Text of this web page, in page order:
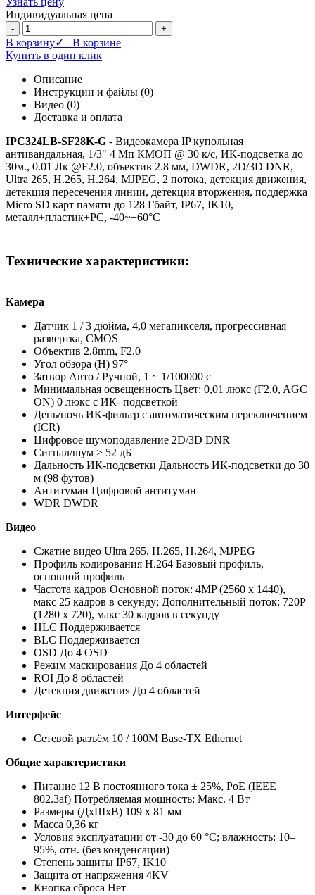
Индивидуальная цена
- +
В корзину✓ В корзине
Купить в один клик
Описание
Инструкции и файлы (0)
Видео (0)
Доставка и оплата
IPC324LB-SF28K-G - Видеокамера IP купольная
антивандальная, 1/3" 4 Мп КМОП @ 30 к/с, ИК-подсветка до
30м., 0.01 Лк @F2.0, объектив 2.8 мм, DWDR, 2D/3D DNR,
Ultra 265, H.265, H.264, MJPEG, 2 потока, детекция движения,
детекция пересечения линии, детекция вторжения, поддержка
Micro SD карт памяти до 128 Гбайт, IP67, IK10,
металл+пластик+PC, -40~+60°C
Технические характеристики:
Камера
Датчик 1 / 3 дюйма, 4,0 мегапикселя, прогрессивная
развертка, CMOS
Объектив 2.8mm, F2.0
Угол обзора (H) 97°
Затвор Авто / Ручной, 1 ~ 1/100000 с
Минимальная освещенность Цвет: 0,01 люкс (F2.0, AGC
ON) 0 люкс с ИК- подсветкой
День/ночь ИК-фильтр с автоматическим переключением
(ICR)
Цифровое шумоподавление 2D/3D DNR
Сигнал/шум > 52 дБ
Дальность ИК-подсветки Дальность ИК-подсветки до 30
м (98 футов)
Антитуман Цифровой антитуман
WDR DWDR
Видео
Сжатие видео Ultra 265, H.265, H.264, MJPEG
Профиль кодирования H.264 Базовый профиль,
основной профиль
Частота кадров Основной поток: 4MP (2560 х 1440),
макс 25 кадров в секунду; Дополнительный поток: 720P
(1280 х 720), макс 30 кадров в секунду
HLC Поддерживается
BLC Поддерживается
OSD До 4 OSD
Режим маскирования До 4 областей
ROI До 8 областей
Детекция движения До 4 областей
Интерфейс
Сетевой разъём 10 / 100M Base-TX Ethernet
Общие характеристики
Питание 12 В постоянного тока ± 25%, PoE (IEEE
802.3af) Потребляемая мощность: Макс. 4 Вт
Размеры (ДxШxВ) 109 x 81 мм
Масса 0,36 кг
Условия эксплуатации от -30 до 60 °С; влажность: 10–
95%, отн. (без конденсации)
Степень защиты IP67, IK10
Защита от напряжения 4KV
Кнопка сброса Нет